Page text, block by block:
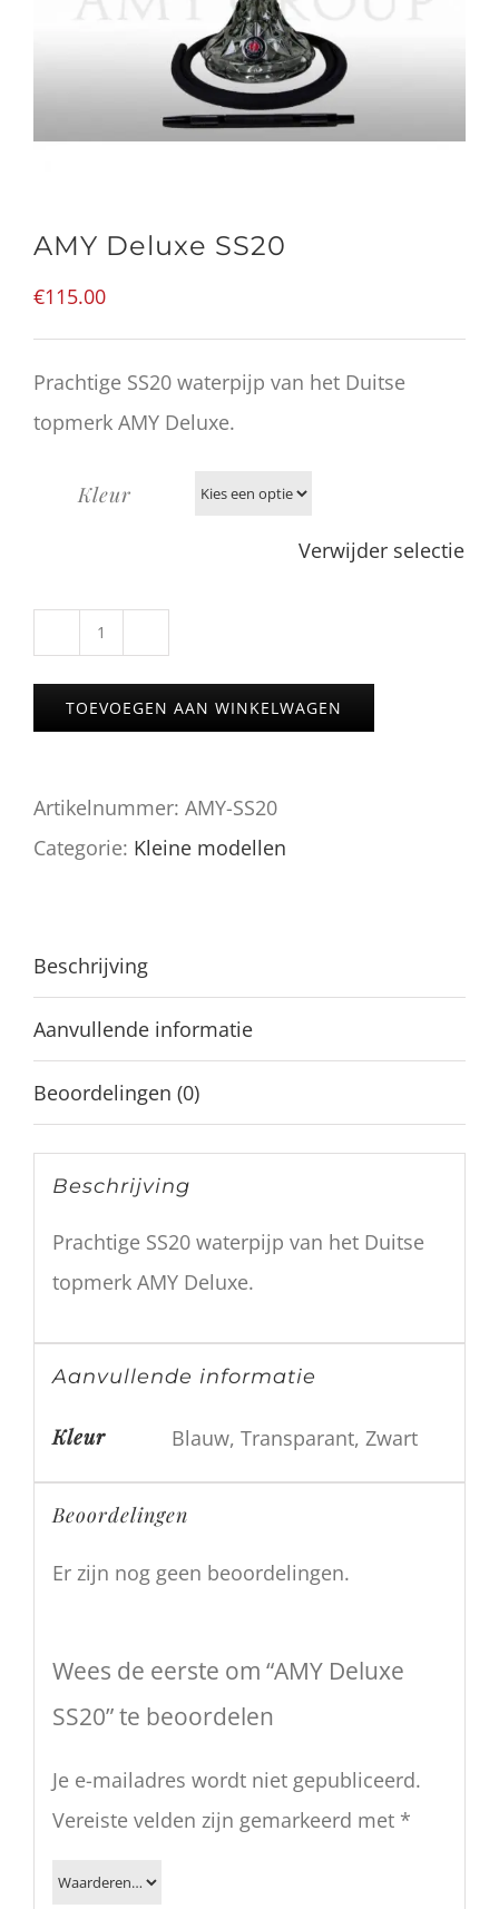
AMY Deluxe SS20
€115.00
Prachtige SS20 waterpijp van het Duitse
topmerk AMY Deluxe.
Kleur
Verwijder selectie
AMY
Deluxe
SS20
TOEVOEGEN AAN WINKELWAGEN
Artikelnummer: AMY-SS20
Categorie: Kleine modellen
Beschrijving
Aanvullende informatie
Beoordelingen (0)
Beschrijving
Prachtige SS20 waterpijp van het Duitse
topmerk AMY Deluxe.
Aanvullende informatie
Kleur Blauw, Transparant, Zwart
Beoordelingen
Er zijn nog geen beoordelingen.
Wees de eerste om “AMY Deluxe
SS20” te beoordelen
Je e-mailadres wordt niet gepubliceerd.
Vereiste velden zijn gemarkeerd met *